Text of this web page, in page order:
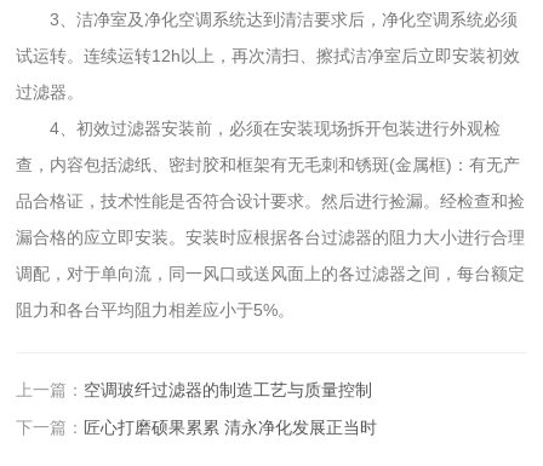
3、洁净室及净化空调系统达到清洁要求后，净化空调系统必须
试运转。连续运转12h以上，再次清扫、擦拭洁净室后立即安装初效
过滤器。
4、初效过滤器安装前，必须在安装现场拆开包装进行外观检
查，内容包括滤纸、密封胶和框架有无毛刺和锈斑(金属框)：有无产
品合格证，技术性能是否符合设计要求。然后进行捡漏。经检查和捡
漏合格的应立即安装。安装时应根据各台过滤器的阻力大小进行合理
调配，对于单向流，同一风口或送风面上的各过滤器之间，每台额定
阻力和各台平均阻力相差应小于5%。
上一篇： 空调玻纤过滤器的制造工艺与质量控制
下一篇： 匠心打磨硕果累累 清永净化发展正当时